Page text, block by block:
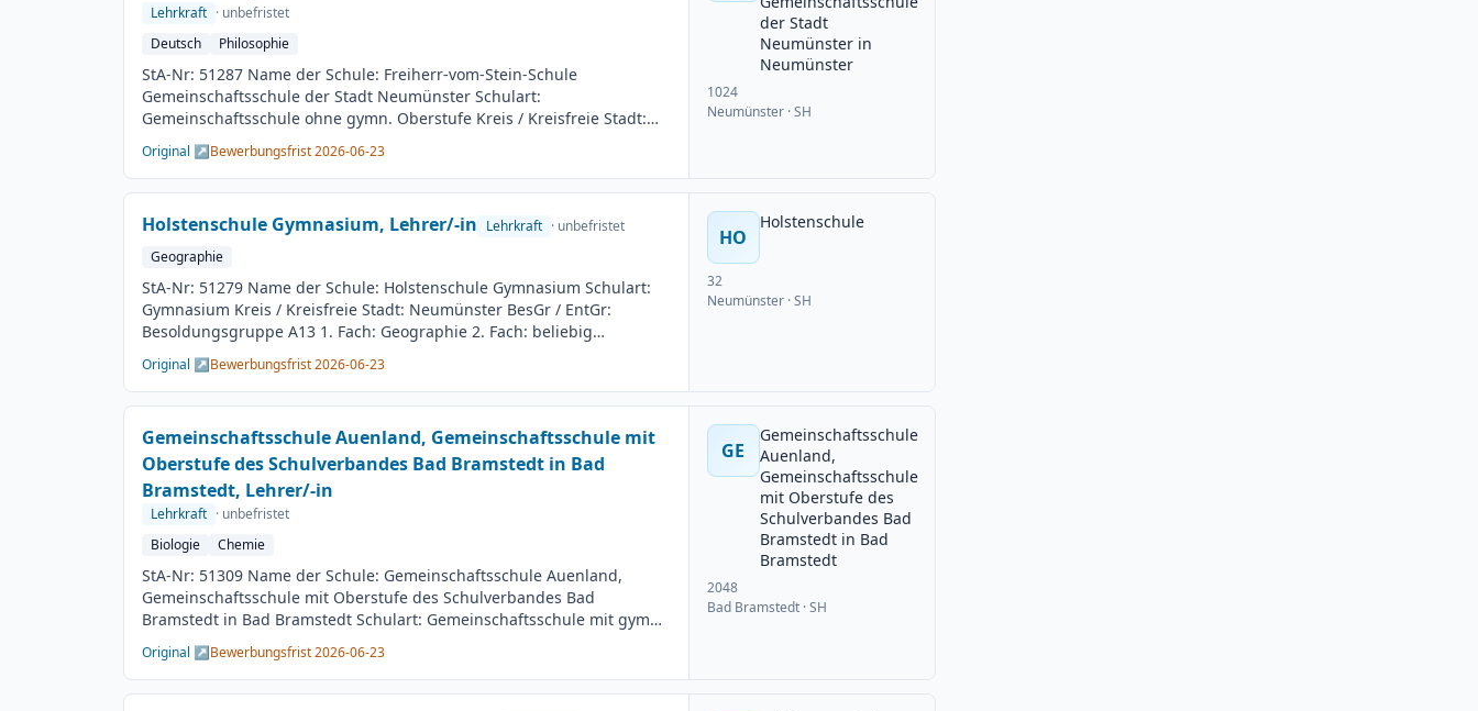
Lehrkraft · unbefristet
Deutsch
Philosophie
StA-Nr: 51287 Name der Schule: Freiherr-vom-Stein-Schule
Gemeinschaftsschule der Stadt Neumünster Schulart:
Gemeinschaftsschule ohne gymn. Oberstufe Kreis / Kreisfreie Stadt:
Neumünster BesGr / EntGr: Besoldungsgruppe A13 1. Fach: Deutsch 2.
Fach: Philosophie Beschäftigungsdauer: Unbefristet Arbeitsumfang:
Teilzeit möglich Besetzungstermin: 01.08.2026 Bewerbungsschluss:
Original ↗Bewerbungsfrist 2026-06-23
der Stadt
Neumünster in
Neumünster
1024
Neumünster · SH
Holstenschule Gymnasium, Lehrer/-in Lehrkraft · unbefristet
Geographie
StA-Nr: 51279 Name der Schule: Holstenschule Gymnasium Schulart:
Gymnasium Kreis / Kreisfreie Stadt: Neumünster BesGr / EntGr:
Besoldungsgruppe A13 1. Fach: Geographie 2. Fach: beliebig
Beschäftigungsdauer: Unbefristet Arbeitsumfang: Teilzeit möglich
Besetzungstermin: 01.08.2026 Bewerbungsschluss: 23.06.2026
Veröffentlichung: 09.06.2026
Original ↗Bewerbungsfrist 2026-06-23
HO
Holstenschule
32
Neumünster · SH
Gemeinschaftsschule Auenland, Gemeinschaftsschule mit
Oberstufe des Schulverbandes Bad Bramstedt in Bad
Bramstedt, Lehrer/-in
Lehrkraft · unbefristet
Biologie
Chemie
StA-Nr: 51309 Name der Schule: Gemeinschaftsschule Auenland,
Gemeinschaftsschule mit Oberstufe des Schulverbandes Bad
Bramstedt in Bad Bramstedt Schulart: Gemeinschaftsschule mit gymn.
Oberstufe Kreis / Kreisfreie Stadt: Segeberg BesGr / EntGr:
Besoldungsgruppe A13 1. Fach: Biologie 2. Fach: Chemie
Beschäftigungsdauer: Unbefristet Arbeitsumfang: Teilzeit möglich
Original ↗Bewerbungsfrist 2026-06-23
GE
Gemeinschaftsschule
Auenland,
Gemeinschaftsschule
mit Oberstufe des
Schulverbandes Bad
Bramstedt in Bad
Bramstedt
2048
Bad Bramstedt · SH